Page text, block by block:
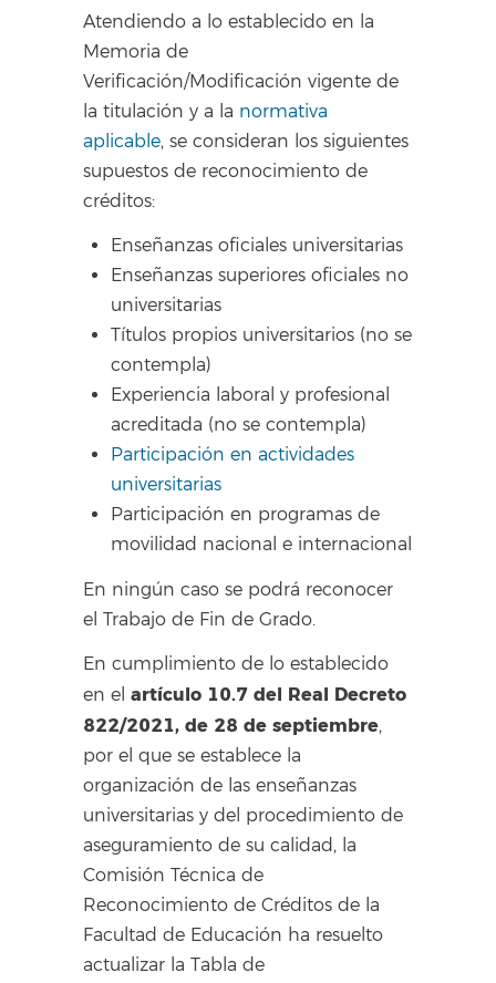
Atendiendo a lo establecido en la
Memoria de
Verificación/Modificación vigente de
la titulación y a la normativa
aplicable, se consideran los siguientes
supuestos de reconocimiento de
créditos:
Enseñanzas oficiales universitarias
Enseñanzas superiores oficiales no
universitarias
Títulos propios universitarios (no se
contempla)
Experiencia laboral y profesional
acreditada (no se contempla)
Participación en actividades
universitarias
Participación en programas de
movilidad nacional e internacional
En ningún caso se podrá reconocer
el Trabajo de Fin de Grado.
En cumplimiento de lo establecido
en elartículo 10.7 del Real Decreto
822/2021, de 28 de septiembre,
por el que se establece la
organización de las enseñanzas
universitarias y del procedimiento de
aseguramiento de su calidad, la
Comisión Técnica de
Reconocimiento de Créditos de la
Facultad de Educación ha resuelto
actualizar la Tabla de